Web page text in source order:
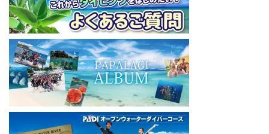
ode
====================================
パパラギダイビングスクール
藤沢本店
神奈川県藤沢市 南藤沢10-4
本社企画部
0466-26-6101
====================================
#ダイビングライセンス #ダイビング #スキューバダイビング